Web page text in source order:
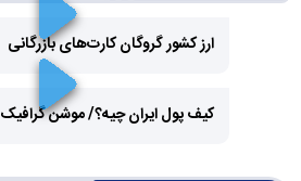
ارز کشور گروگان کارت‌های بازرگانی
کیف پول ایران چیه؟/ موشن گرافیک